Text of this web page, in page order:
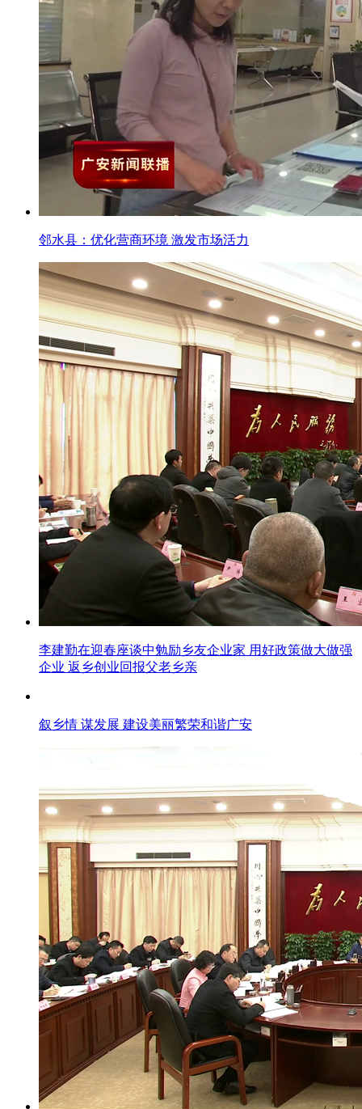
邻水县：优化营商环境 激发市场活力
李建勤在迎春座谈中勉励乡友企业家 用好政策做大做强
企业 返乡创业回报父老乡亲
叙乡情 谋发展 建设美丽繁荣和谐广安